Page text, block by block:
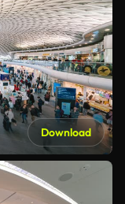
Download